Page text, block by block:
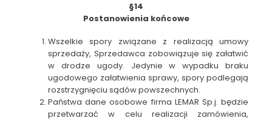
§14
Postanowienia końcowe
Wszelkie spory związane z realizacją umowy
sprzedaży, Sprzedawca zobowiązuje się załatwić
w drodze ugody. Jedynie w wypadku braku
ugodowego załatwienia sprawy, spory podlegają
rozstrzygnięciu sądów powszechnych.
Państwa dane osobowe firma LEMAR Sp.j. będzie
przetwarzać w celu realizacji zamówienia,